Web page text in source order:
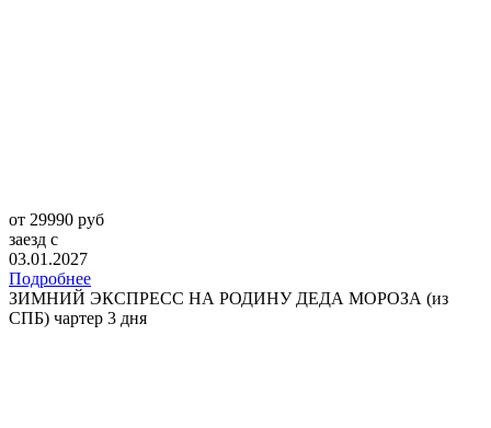
от 29990 руб
заезд с
03.01.2027
Подробнее
ЗИМНИЙ ЭКСПРЕСС НА РОДИНУ ДЕДА МОРОЗА (из
СПБ) чартер 3 дня